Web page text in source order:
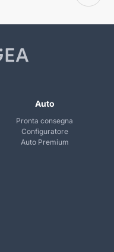
Auto
Pronta consegna
Configuratore
Auto Premium